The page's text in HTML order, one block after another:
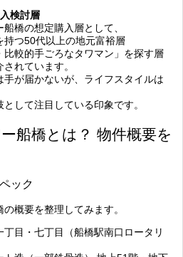
検討層
橋の想定購入層として、
持つ50代以上の地元富裕層
比較的手ごろなタワマン」を探す層
れています。
手が届かないが、ライフスタイルは
して注目している印象です。
船橋とは？ 物件概要を
ック
概要を整理してみます。
目・七丁目（船橋駅南口ロータリ